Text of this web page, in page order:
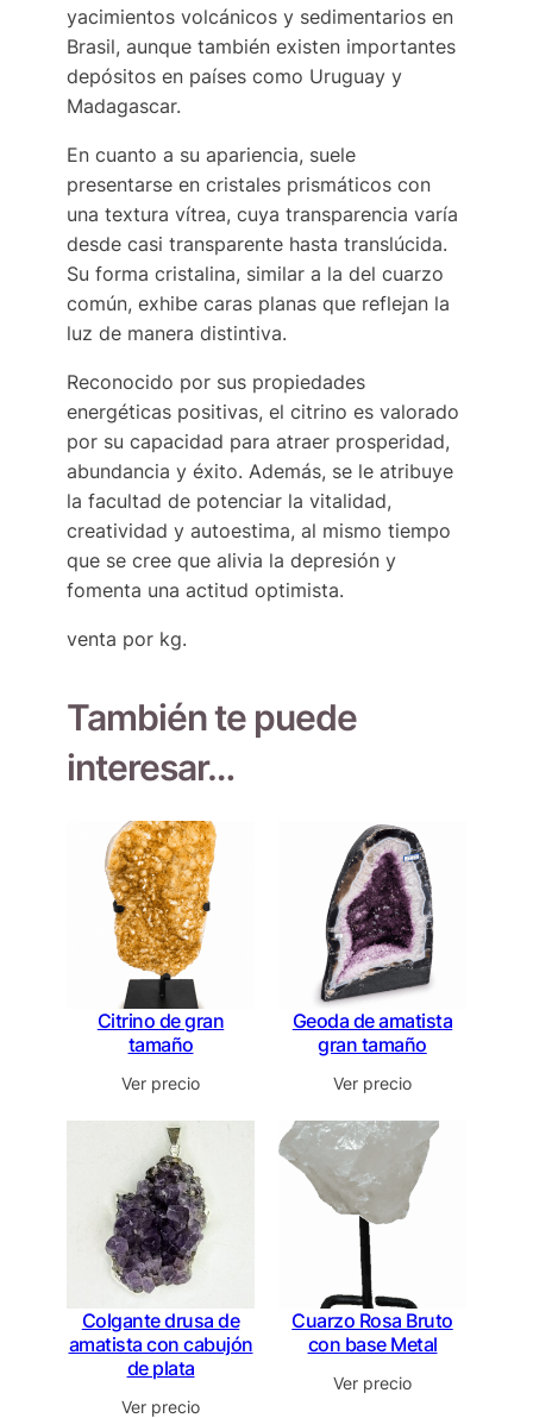
yacimientos volcánicos y sedimentarios en
Brasil, aunque también existen importantes
depósitos en países como Uruguay y
Madagascar.
En cuanto a su apariencia, suele
presentarse en cristales prismáticos con
una textura vítrea, cuya transparencia varía
desde casi transparente hasta translúcida.
Su forma cristalina, similar a la del cuarzo
común, exhibe caras planas que reflejan la
luz de manera distintiva.
Reconocido por sus propiedades
energéticas positivas, el citrino es valorado
por su capacidad para atraer prosperidad,
abundancia y éxito. Además, se le atribuye
la facultad de potenciar la vitalidad,
creatividad y autoestima, al mismo tiempo
que se cree que alivia la depresión y
fomenta una actitud optimista.
venta por kg.
También te puede
interesar…
Citrino de gran
tamaño
Ver precio
Geoda de amatista
gran tamaño
Ver precio
Colgante drusa de
amatista con cabujón
de plata
Ver precio
Cuarzo Rosa Bruto
con base Metal
Ver precio